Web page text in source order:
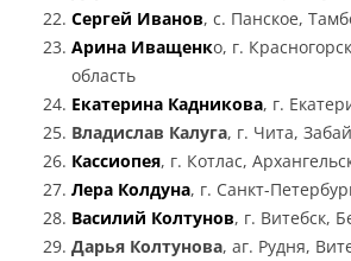
Сергей Иванов, с. Панское,
Арина Иващенко, г.
область
Екатерина Кадникова, г.
Владислав Калуга, г. Чита,
Кассиопея, г. Котлас,
Лера Колдуна, г. Санкт-
Василий Колтунов, г. Витебск,
Дарья Колтунова, аг. Рудня,